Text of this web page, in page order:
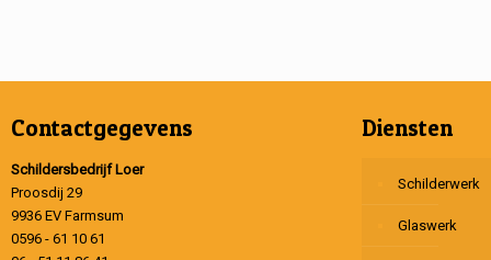
Contactgegevens
Schildersbedrijf Loer
Proosdij 29
9936 EV Farmsum
0596 - 61 10 61
Diensten
Schilderwerk
Glaswerk